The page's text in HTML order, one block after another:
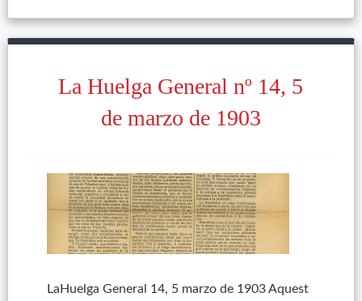
La Huelga General nº 14, 5
de marzo de 1903
LaHuelga General 14, 5 marzo de 1903 Aquest